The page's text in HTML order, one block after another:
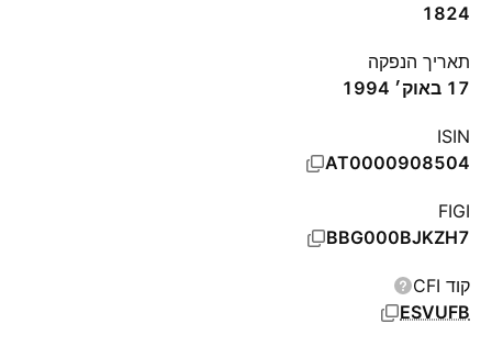
1824
תאריך הנפקה
17 באוק׳ 1994
ISIN
AT0000908504
FIGI
BBG000BJKZH7
קוד CFI
ESVUFB